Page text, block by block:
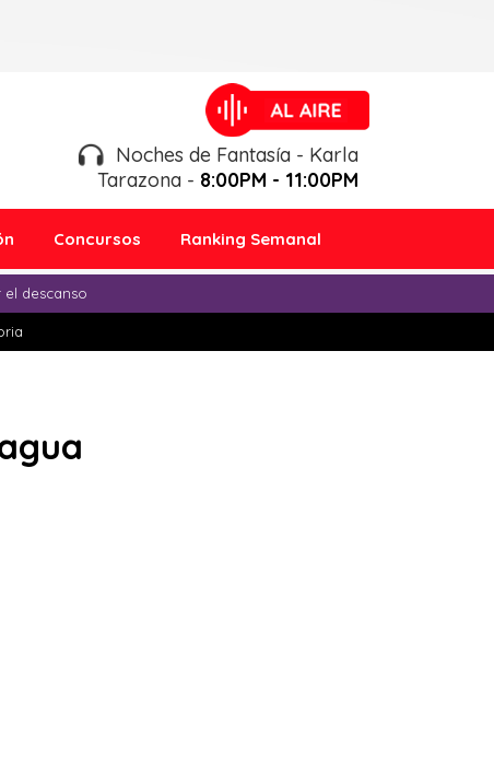
Noches de Fantasía - Karla
Tarazona - 8:00PM - 11:00PM
Concursos Ranking Semanal
descanso